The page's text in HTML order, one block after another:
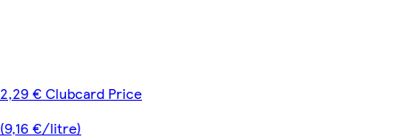
2,29 € Clubcard Price
(9,16 €/litre)